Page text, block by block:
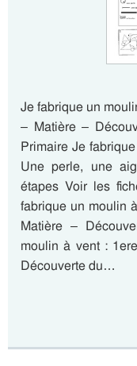
Je fabrique un
– Matière –
Primaire Je
Une perle, une
étapes Voir les
fabrique un moulin
Matière –
moulin à vent :
Découverte du…